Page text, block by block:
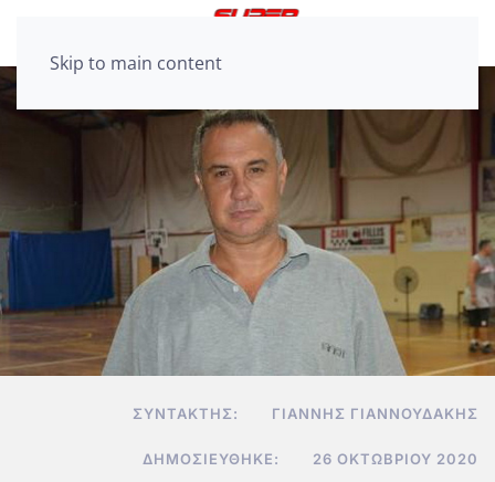
Skip to main content
ΣΥΝΤΆΚΤΗΣ: ΓΙΆΝΝΗΣ ΓΙΑΝΝΟΥΔΆΚΗΣ
ΔΗΜΟΣΙΕΎΘΗΚΕ: 26 ΟΚΤΩΒΡΊΟΥ 2020